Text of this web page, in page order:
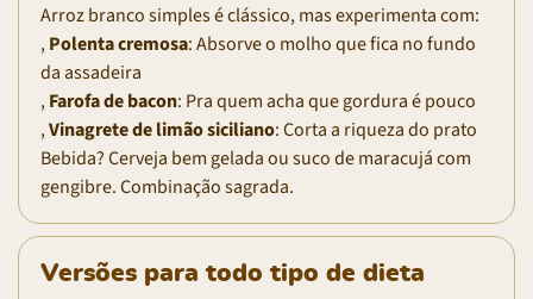
Arroz branco simples é clássico, mas experimenta com:
,Polenta cremosa: Absorve o molho que fica no fundo
da assadeira
,Farofa de bacon: Pra quem acha que gordura é pouco
,Vinagrete de limão siciliano: Corta a riqueza do prato
Bebida? Cerveja bem gelada ou suco de maracujá com
gengibre. Combinação sagrada.
Versões para todo tipo de dieta